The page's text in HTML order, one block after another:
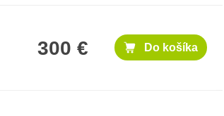
300 € Do košíka